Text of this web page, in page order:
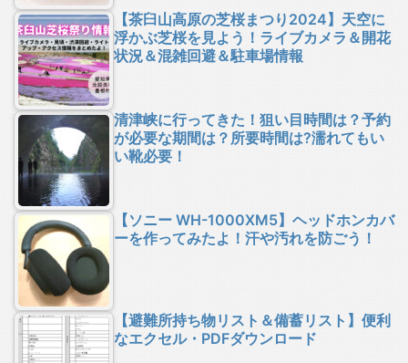
【茶臼山高原の芝桜まつり2024】天空に
浮かぶ芝桜を見よう！ライブカメラ＆開花
状況＆混雑回避＆駐車場情報
清津峡に行ってきた！狙い目時間は？予約
が必要な期間は？所要時間は?濡れてもい
い靴必要！
【ソニー WH-1000XM5】ヘッドホンカバ
ーを作ってみたよ！汗や汚れを防ごう！
【避難所持ち物リスト＆備蓄リスト】便利
なエクセル・PDFダウンロード